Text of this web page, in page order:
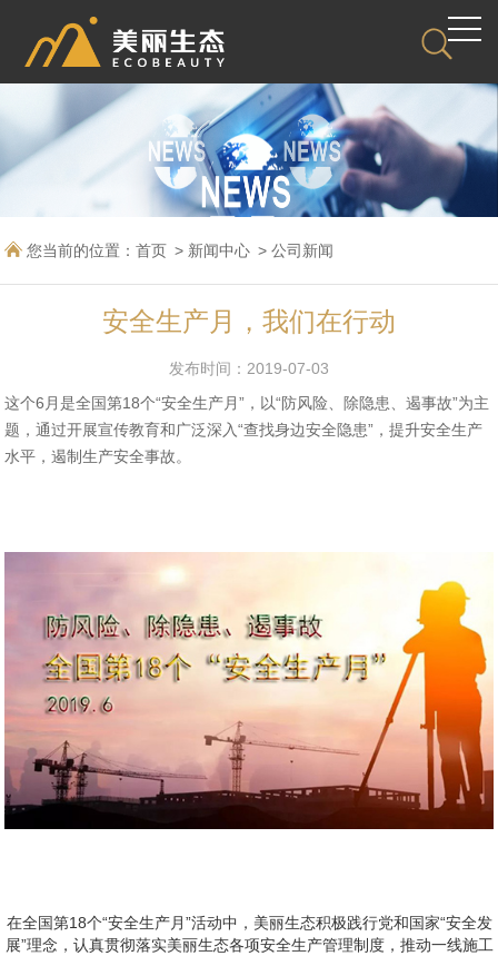
您当前的位置：首页 新闻中心 公司新闻
安全生产月，我们在行动
发布时间：2019-07-03
这个6月是全国第18个“安全生产月”，以“防风险、除隐患、遏事故”为主
题，通过开展宣传教育和广泛深入“查找身边安全隐患”，提升安全生产
水平，遏制生产安全事故。
在全国第18个“安全生产月”活动中，美丽生态积极践行党和国家“安全发
展”理念，认真贯彻落实美丽生态各项安全生产管理制度，推动一线施工